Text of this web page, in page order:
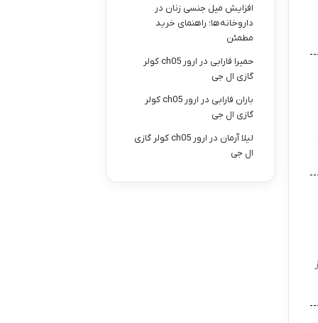
افزایش میل جنسی زنان در
داروخانه‌ها؛ راهنمای خرید
مطمئن
حمیرا فارابی در
ارور ch05 کولر
گازی ال جی
باران فارابی در
ارور ch05 کولر
گازی ال جی
لیلا آرمان در
ارور ch05 کولر گازی
ال جی